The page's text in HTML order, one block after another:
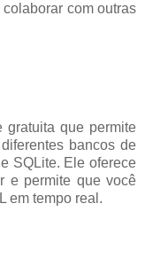
com outras
gratuita que permite
bancos de
SQLite. Ele oferece
e permite que você
em tempo real.